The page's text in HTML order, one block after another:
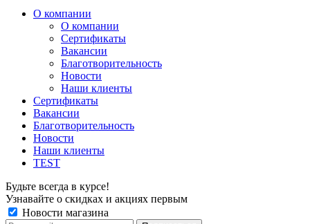
О компании
О компании
Сертификаты
Вакансии
Благотворительность
Новости
Наши клиенты
Сертификаты
Вакансии
Благотворительность
Новости
Наши клиенты
TEST
Будьте всегда в курсе!
Узнавайте о скидках и акциях первым
Новости магазина